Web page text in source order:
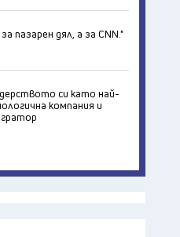
пазарен дял, а за CNN."
си като най-
компания и